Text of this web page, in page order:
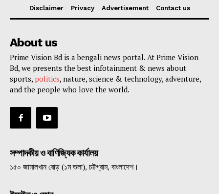
Disclaimer Privacy Advertisement Contact us
About us
Prime Vision Bd is a bengali news portal. At Prime Vision
Bd, we presents the best infotainment & news about
sports, politics, nature, science & technology, adventure,
and the people who love the world.
সম্পাদকীয় ও বাণিজ্যিক কার্যালয়
১৫০ জামালখান রোড় (১ম তলা), চট্টগ্রাম, বাংলাদেশ।